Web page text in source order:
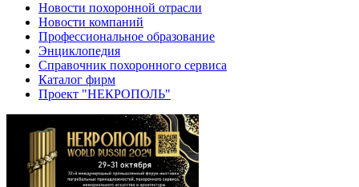
Новости похоронной отрасли
Новости компаний
Профессиональное образование
Энциклопедия
Справочник похоронного сервиса
Каталог фирм
Проект "НЕКРОПОЛЬ"